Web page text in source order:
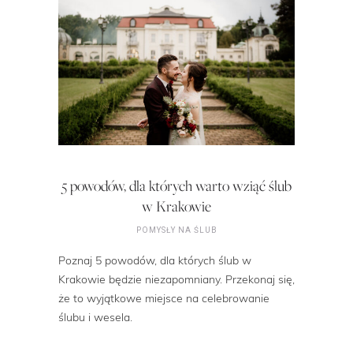
5 powodów, dla których warto wziąć ślub
w Krakowie
POMYSŁY NA ŚLUB
Poznaj 5 powodów, dla których ślub w
Krakowie będzie niezapomniany. Przekonaj się,
że to wyjątkowe miejsce na celebrowanie
ślubu i wesela.